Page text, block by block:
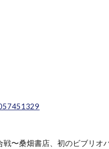
戦〜桑畑書店、初のビブリオ